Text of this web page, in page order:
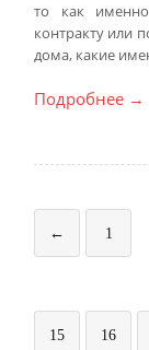
то как
контракту или
дома, какие
Подробнее →
← 1
15 16